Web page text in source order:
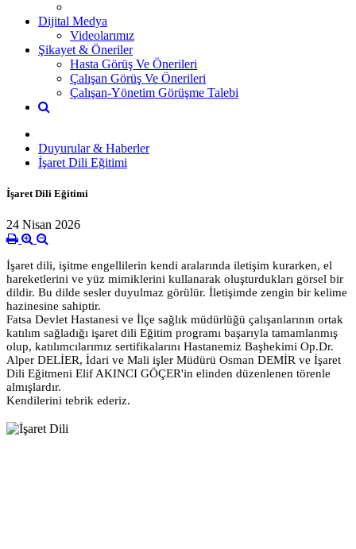
Dijital Medya
Videolarımız
Şikayet & Öneriler
Hasta Görüş Ve Önerileri
Çalışan Görüş Ve Önerileri
Çalışan-Yönetim Görüşme Talebi
Duyurular & Haberler
İşaret Dili Eğitimi
İşaret Dili Eğitimi
24 Nisan 2026
İşaret dili, işitme engellilerin kendi aralarında iletişim kurarken, el
hareketlerini ve yüz mimiklerini kullanarak oluşturdukları görsel bir
dildir. Bu dilde sesler duyulmaz görülür. İletişimde zengin bir kelime
hazinesine sahiptir.
Fatsa Devlet Hastanesi ve İlçe sağlık müdürlüğü çalışanlarının ortak
katılım sağladığı işaret dili Eğitim programı başarıyla tamamlanmış
olup, katılımcılarımız sertifikalarını Hastanemiz Başhekimi Op.Dr.
Alper DELİER, İdari ve Mali işler Müdürü Osman DEMİR ve İşaret
Dili Eğitmeni Elif AKINCI GÖÇER'in elinden düzenlenen törenle
almışlardır.
Kendilerini tebrik ederiz.